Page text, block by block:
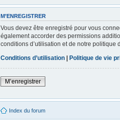
M’ENREGISTRER
Vous devez être enregistré pour vous
également accorder des permissions
conditions d’utilisation et de notre politique
Conditions d’utilisation | Politique de vie
M’enregistrer
Index du forum